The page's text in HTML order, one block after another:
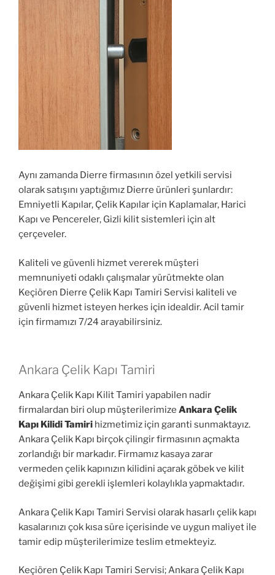
Aynı zamanda Dierre firmasının özel yetkili servisi
olarak satışını yaptığımız Dierre ürünleri şunlardır:
Emniyetli Kapılar, Çelik Kapılar için Kaplamalar, Harici
Kapı ve Pencereler, Gizli kilit sistemleri için alt
çerçeveler.
Kaliteli ve güvenli hizmet vererek müşteri
memnuniyeti odaklı çalışmalar yürütmekte olan
Keçiören Dierre Çelik Kapı Tamiri Servisi kaliteli ve
güvenli hizmet isteyen herkes için idealdir. Acil tamir
için firmamızı 7/24 arayabilirsiniz.
Ankara Çelik Kapı Tamiri
Ankara Çelik Kapı Kilit Tamiri yapabilen nadir
firmalardan biri olup müşterilerimize Ankara Çelik
Kapı Kilidi Tamiri hizmetimiz için garanti sunmaktayız.
Ankara Çelik Kapı birçok çilingir firmasının açmakta
zorlandığı bir markadır. Firmamız kasaya zarar
vermeden çelik kapınızın kilidini açarak göbek ve kilit
değişimi gibi gerekli işlemleri kolaylıkla yapmaktadır.
Ankara Çelik Kapı Tamiri Servisi olarak hasarlı çelik kapı
kasalarınızı çok kısa süre içerisinde ve uygun maliyet ile
tamir edip müşterilerimize teslim etmekteyiz.
Keçiören Çelik Kapı Tamiri Servisi; Ankara Çelik Kapı